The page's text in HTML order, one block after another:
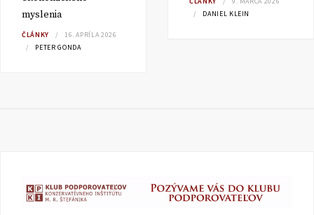
myslenia
ČLÁNKY
16. APRÍLA 2026
PETER GONDA
DANIEL KLEIN